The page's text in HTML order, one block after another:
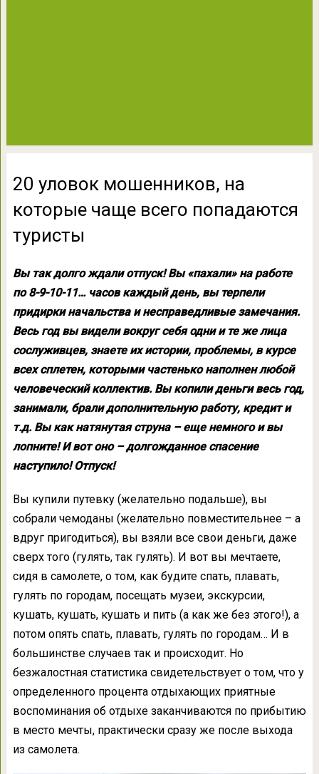
20 уловок мошенников, на
которые чаще всего попадаются
туристы
Вы так долго ждали отпуск! Вы «пахали» на работе
по 8-9-10-11… часов каждый день, вы терпели
придирки начальства и несправедливые замечания.
Весь год вы видели вокруг себя одни и те же лица
сослуживцев, знаете их истории, проблемы, в курсе
всех сплетен, которыми частенько наполнен любой
человеческий коллектив. Вы копили деньги весь год,
занимали, брали дополнительную работу, кредит и
т.д. Вы как натянутая струна – еще немного и вы
лопните! И вот оно – долгожданное спасение
наступило! Отпуск!
Вы купили путевку (желательно подальше), вы
собрали чемоданы (желательно повместительнее – а
вдруг пригодиться), вы взяли все свои деньги, даже
сверх того (гулять, так гулять). И вот вы мечтаете,
сидя в самолете, о том, как будите спать, плавать,
гулять по городам, посещать музеи, экскурсии,
кушать, кушать, кушать и пить (а как же без этого!), а
потом опять спать, плавать, гулять по городам… И в
большинстве случаев так и происходит. Но
безжалостная статистика свидетельствует о том, что у
определенного процента отдыхающих приятные
воспоминания об отдыхе заканчиваются по прибытию
в место мечты, практически сразу же после выхода
из самолета.